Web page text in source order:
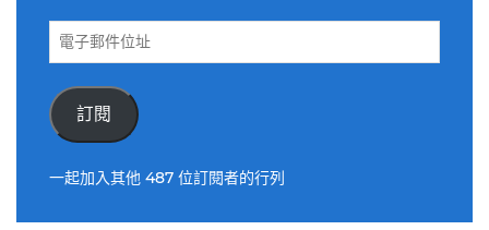
電
件
位
訂閱
一起加入其他 487 位訂閱者的行列